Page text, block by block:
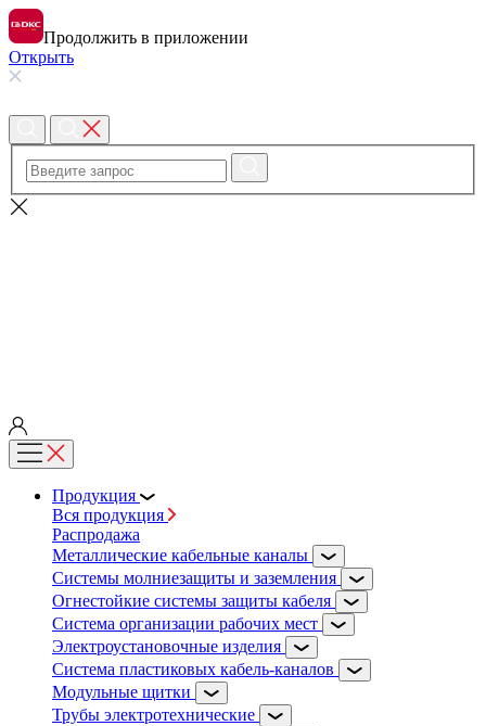
Продолжить в приложении
Открыть
Продукция
Вся продукция
Распродажа
Металлические кабельные каналы
Системы молниезащиты и заземления
Огнестойкие системы защиты кабеля
Система организации рабочих мест
Электроустановочные изделия
Система пластиковых кабель-каналов
Модульные щитки
Трубы электротехнические